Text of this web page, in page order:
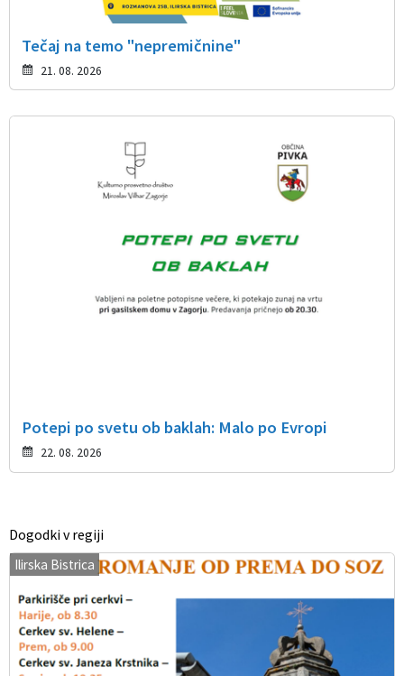
Tečaj na temo "nepremičnine"
21. 08. 2026
Potepi po svetu ob baklah: Malo po Evropi
22. 08. 2026
Dogodki v regiji
Ilirska Bistrica